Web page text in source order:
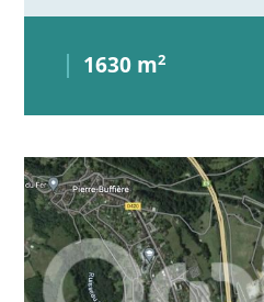
1630 m2